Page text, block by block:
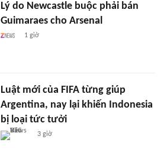
Lý do Newcastle buộc phải bán
Guimaraes cho Arsenal
1 giờ
Luật mới của FIFA từng giúp
Argentina, nay lại khiến Indonesia
bị loại tức tưởi
3 giờ